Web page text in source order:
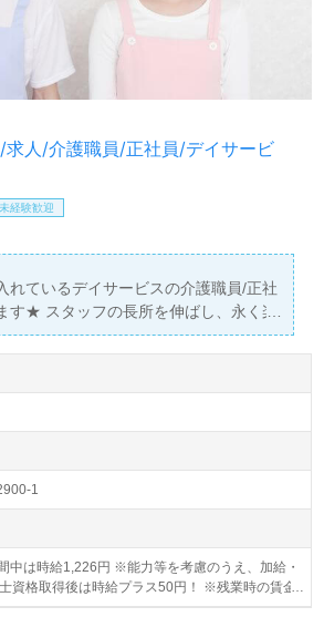
求人/介護職員/正社員/デイサービ
未経験歓迎
ているデイサービスの介護職員/正社
す★ スタッフの長所を伸ばし、永く楽
境を作ることを重視しています！
1
中は時給1,226円 ※能力等を考慮のうえ、加給・
資格取得後は時給プラス50円！ ※残業時の賃金
給